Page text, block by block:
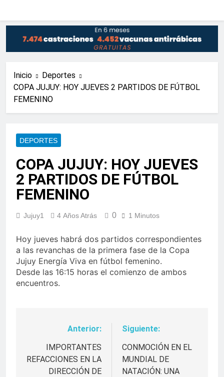
Inicio
Deportes
COPA JUJUY: HOY JUEVES 2 PARTIDOS DE FÚTBOL
FEMENINO
DEPORTES
COPA JUJUY: HOY JUEVES
2 PARTIDOS DE FÚTBOL
FEMENINO
Jujuy1 4 Años Atrás 0 1 Minutos
Hoy jueves habrá dos partidos correspondientes
a las revanchas de la primera fase de la Copa
Jujuy Energía Viva en fútbol femenino.
Desde las 16:15 horas el comienzo de ambos
encuentros.
Navegación
entradas
Anterior:
IMPORTANTES
REFACCIONES EN LA
DIRECCIÓN DE
Siguiente:
CONMOCIÓN EN EL
MUNDIAL DE
NATACIÓN: UNA